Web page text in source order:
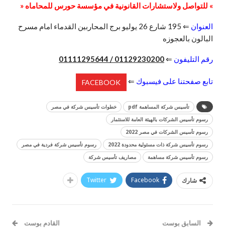
» للتواصل ولاستشارات القانونية في مؤسسة حورس للمحاماه «
العنوان
⇐ 195 شارع 26 يوليو برج المحاربين القدماء امام مسرح
البالون بالعجوزه
رقم التليفون ⇐
01129230200 / 01111295644
تابع صفحتنا على فيسبوك ⇐
FACEBOOK
تأسيس شركة المساهمة pdf
خطوات تأسيس شركة في مصر
رسوم تأسيس الشركات بالهيئة العامة للاستثمار
رسوم تأسيس الشركات في مصر 2022
رسوم تأسيس شركة ذات مسئولية محدودة 2022
رسوم تأسيس شركة فردية في مصر
رسوم تأسيس شركة مساهمة
مصاريف تأسيس شركة
شارك Facebook
Twitter
السابق بوست القادم بوست